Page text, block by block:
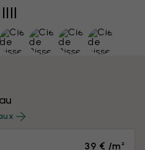
39 € /m²